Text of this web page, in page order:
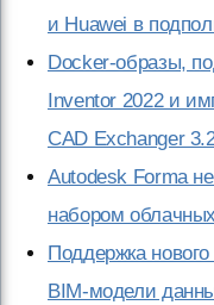
и Huawei в
Docker-образы,
Inventor 2022 и
CAD Exchanger
Autodesk Forma
набором
Поддержка
BIM-модели